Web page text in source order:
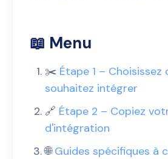
📖 Menu
✂️ Étape 1 – Choisissez
souhaitez intégrer
🔗 Étape 2 – Copiez
d'intégration
🌐Guides spécifiques à